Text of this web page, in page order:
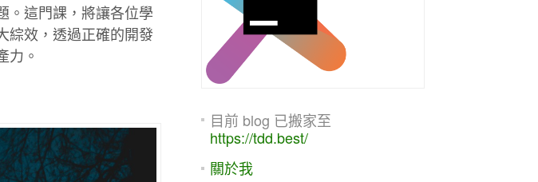
。這門課，將讓各位學
綜效，透過正確的開發
力。
目前 blog 已搬家至
https://tdd.best/
關於我